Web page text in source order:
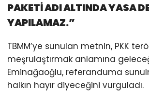
PAKETİ ADI ALTINDA YASA
YAPILAMAZ.”
TBMM’ye sunulan metnin, PKK
meşrulaştırmak anlamına
Eminağaoğlu, referanduma
halkın hayır diyeceğini vurguladı.